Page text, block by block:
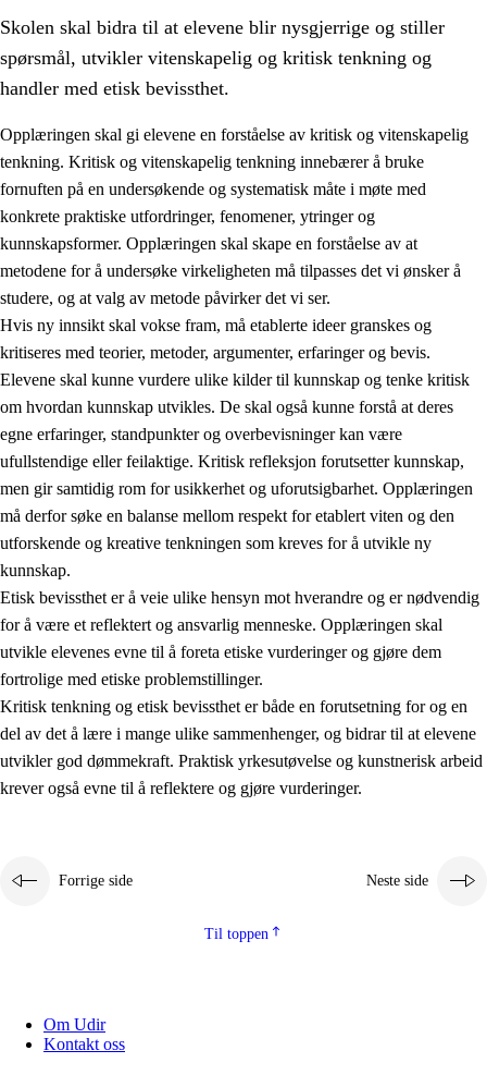
1. Opplæringens verdigrunnlag
1.1 Menneskeverdet
1.2 Identitet og kulturelt mangfold
1.3 Kritisk tenkning og etisk bevissthet
1.4 Skaperglede, engasjement og utforskertrang
1.5 Respekt for naturen og miljøbevissthet
1.6 Demokrati og medvirkning
Skolen skal bidra til at elevene blir nysgjerrige og stiller
spørsmål, utvikler vitenskapelig og kritisk tenkning og
handler med etisk bevissthet.
Opplæringen skal gi elevene en forståelse av kritisk og vitenskapelig
tenkning. Kritisk og vitenskapelig tenkning innebærer å bruke
fornuften på en undersøkende og systematisk måte i møte med
konkrete praktiske utfordringer, fenomener, ytringer og
kunnskapsformer. Opplæringen skal skape en forståelse av at
metodene for å undersøke virkeligheten må tilpasses det vi ønsker å
studere, og at valg av metode påvirker det vi ser.
Hvis ny innsikt skal vokse fram, må etablerte ideer granskes og
kritiseres med teorier, metoder, argumenter, erfaringer og bevis.
Elevene skal kunne vurdere ulike kilder til kunnskap og tenke kritisk
om hvordan kunnskap utvikles. De skal også kunne forstå at deres
egne erfaringer, standpunkter og overbevisninger kan være
ufullstendige eller feilaktige. Kritisk refleksjon forutsetter kunnskap,
men gir samtidig rom for usikkerhet og uforutsigbarhet. Opplæringen
må derfor søke en balanse mellom respekt for etablert viten og den
utforskende og kreative tenkningen som kreves for å utvikle ny
kunnskap.
Etisk bevissthet er å veie ulike hensyn mot hverandre og er nødvendig
for å være et reflektert og ansvarlig menneske. Opplæringen skal
utvikle elevenes evne til å foreta etiske vurderinger og gjøre dem
fortrolige med etiske problemstillinger.
Kritisk tenkning og etisk bevissthet er både en forutsetning for og en
del av det å lære i mange ulike sammenhenger, og bidrar til at elevene
utvikler god dømmekraft. Praktisk yrkesutøvelse og kunstnerisk arbeid
krever også evne til å reflektere og gjøre vurderinger.
Forrige side Neste side
Til toppen
Om Udir
Kontakt oss